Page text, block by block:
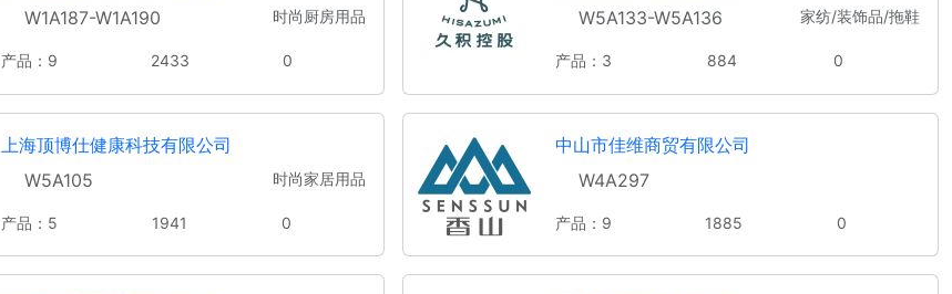
W1A187-W1A190
时尚厨房用品
产品：9 2433 0
W5A133-W5A136
家纺/装饰品/拖鞋
产品：3 884 0
上海顶博仕健康科技有限公司
W5A105
时尚家居用品
产品：5 1941 0
中山市佳维商贸有限公司
W4A297
产品：9 1885 0